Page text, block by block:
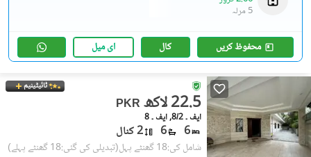
5 مرلہ
محفوظ کریں کال ای میل
ٹائیٹینیم
PKR 22.5 لاکھ
ایف ۔ 8/2, ایف ۔ 8
6
6 2 کنال
شامل کی:18 گھنٹے پہل (تبدیلی کی گئی:18 گھنٹے پہلے)